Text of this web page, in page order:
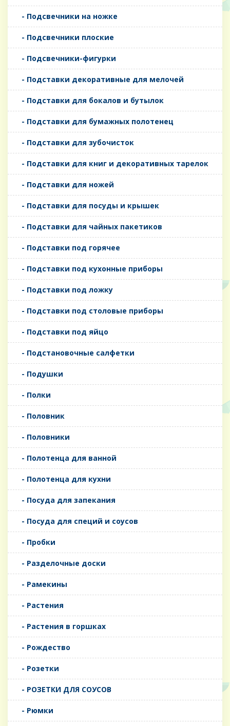
- Подсвечники на ножке
- Подсвечники плоские
- Подсвечники-фигурки
- Подставки декоративные для мелочей
- Подставки для бокалов и бутылок
- Подставки для бумажных полотенец
- Подставки для зубочисток
- Подставки для книг и декоративных тарелок
- Подставки для ножей
- Подставки для посуды и крышек
- Подставки для чайных пакетиков
- Подставки под горячее
- Подставки под кухонные приборы
- Подставки под ложку
- Подставки под столовые приборы
- Подставки под яйцо
- Подстановочные салфетки
- Подушки
- Полки
- Половник
- Половники
- Полотенца для ванной
- Полотенца для кухни
- Посуда для запекания
- Посуда для специй и соусов
- Пробки
- Разделочные доски
- Рамекины
- Растения
- Растения в горшках
- Рождество
- Розетки
- РОЗЕТКИ ДЛЯ СОУСОВ
- Рюмки